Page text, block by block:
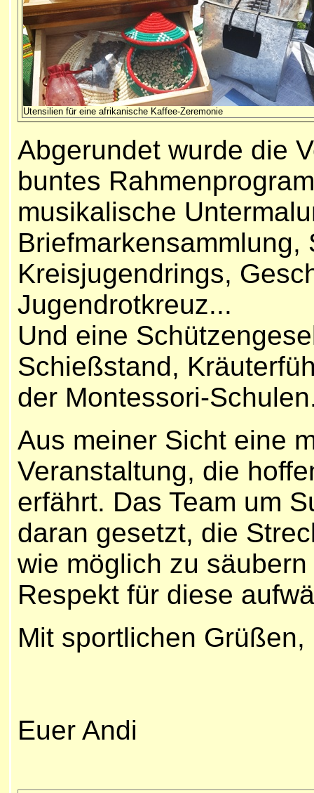
Utensilien für eine afrikanische Kaffee-Zeremonie
Abgerundet wurde die
buntes
musikalische
Kreisjugendrings,
Jugendrotkreuz...
Und eine
Schießstand,
der Montessori-
Aus meiner Sicht eine
Veranstaltung, die
erfährt. Das Team um
daran gesetzt, die
wie möglich zu
Respekt für diese
Mit sportlichen Grüßen,
Euer Andi